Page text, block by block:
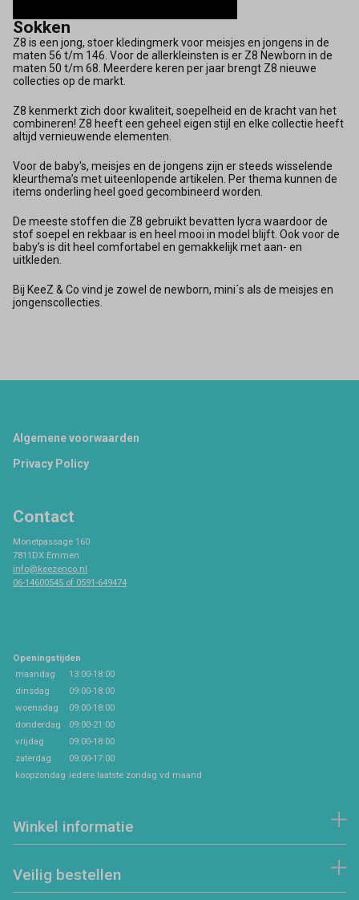
Sokken
Z8 is een jong, stoer kledingmerk voor meisjes en jongens in de
maten 56 t/m 146. Voor de allerkleinsten is er Z8 Newborn in de
maten 50 t/m 68. Meerdere keren per jaar brengt Z8 nieuwe
collecties op de markt.
Z8 kenmerkt zich door kwaliteit, soepelheid en de kracht van het
combineren! Z8 heeft een geheel eigen stijl en elke collectie heeft
altijd vernieuwende elementen.
Voor de baby's, meisjes en de jongens zijn er steeds wisselende
kleurthema’s met uiteenlopende artikelen. Per thema kunnen de
items onderling heel goed gecombineerd worden.
De meeste stoffen die Z8 gebruikt bevatten lycra waardoor de
stof soepel en rekbaar is en heel mooi in model blijft. Ook voor de
baby’s is dit heel comfortabel en gemakkelijk met aan- en
uitkleden.
Bij KeeZ & Co vind je zowel de newborn, mini´s als de meisjes en
jongenscollecties.
Footer
Algemene voorwaarden
Privacy Policy
Contact
Monetpassage 160
7811DX Emmen
info@keezenco.nl
06-14600545 of 0591-649474
Openingstijden
maandag
13:00-18:00
dinsdag
09:00-18:00
woensdag
09:00-18:00
donderdag
09:00-21:00
vrijdag
09:00-18:00
zaterdag
09:00-17:00
koopzondag iedere laatste zondag vd maand
Winkel informatie
Veilig bestellen